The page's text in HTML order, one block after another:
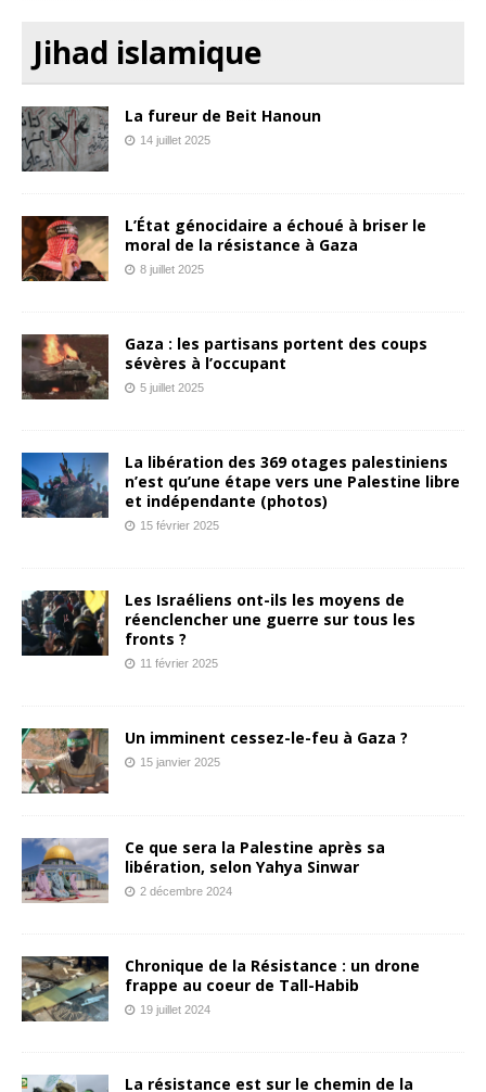
Jihad islamique
La fureur de Beit Hanoun
14 juillet 2025
L’État génocidaire a échoué à briser le
moral de la résistance à Gaza
8 juillet 2025
Gaza : les partisans portent des coups
sévères à l’occupant
5 juillet 2025
La libération des 369 otages palestiniens
n’est qu’une étape vers une Palestine libre
et indépendante (photos)
15 février 2025
Les Israéliens ont-ils les moyens de
réenclencher une guerre sur tous les
fronts ?
11 février 2025
Un imminent cessez-le-feu à Gaza ?
15 janvier 2025
Ce que sera la Palestine après sa
libération, selon Yahya Sinwar
2 décembre 2024
Chronique de la Résistance : un drone
frappe au coeur de Tall-Habib
19 juillet 2024
La résistance est sur le chemin de la